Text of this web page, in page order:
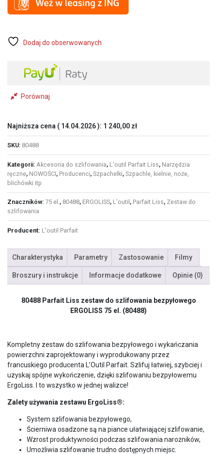
ERGOLISS
75
Dodaj do obserwowanych
Porównaj
Najniższa cena ( 14.04.2026): 1 240,00 zł
SKU: 80488
Kategorii: Akcesoria do szlifowania, L'outil Parfait Liss, Narzędzia
ręczne, NOWOŚCI, Producenci, Szpachelki, Szpachle, kielnie, noże,
blichówki itp
Znaczników: 75 el., 80488, ERGOLISS, L'outil , Parfait Liss, Zestaw do
szlifowania
Producent: L'outil Parfait
Charakterystyka Parametry Zastosowanie Filmy
Broszury i instrukcje Informacje dodatkowe Opinie (0)
80488 Parfait Liss zestaw do szlifowania bezpyłowego
ERGOLISS 75 el. (80488)
Kompletny zestaw do szlifowania bezpyłowego i wykańczania
powierzchni zaprojektowany i wyprodukowany przez
francuskiego producenta L’Outil Parfait. Szlifuj łatwiej, szybciej i
uzyskaj spójne wykończenie, dzięki szlifowaniu bezpyłowemu
ErgoLiss. I to wszystko w jednej walizce!
Zalety używania zestawu ErgoLiss®:
System szlifowania bezpyłowego,
Ścierniwa osadzone są na piance ułatwiającej szlifowanie,
Wzrost produktywności podczas szlifowania narożników,
Umożliwia szlifowanie trudno dostępnych miejsc.